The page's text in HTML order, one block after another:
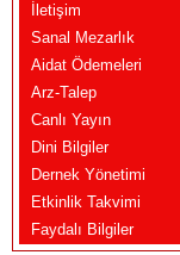
İletişim
Sanal Mezarlık
Aidat Ödemeleri
Arz-Talep
Canlı Yayın
Dini Bilgiler
Dernek Yönetimi
Etkinlik Takvimi
Faydalı Bilgiler